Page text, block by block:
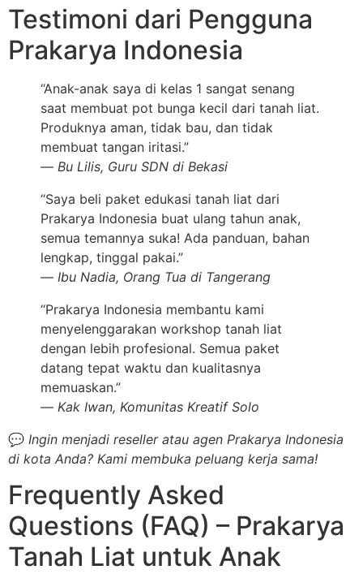
Testimoni dari Pengguna
Prakarya Indonesia
“Anak-anak saya di kelas 1 sangat senang
saat membuat pot bunga kecil dari tanah liat.
Produknya aman, tidak bau, dan tidak
membuat tangan iritasi.”
— Bu Lilis, Guru SDN di Bekasi
“Saya beli paket edukasi tanah liat dari
Prakarya Indonesia buat ulang tahun anak,
semua temannya suka! Ada panduan, bahan
lengkap, tinggal pakai.”
— Ibu Nadia, Orang Tua di Tangerang
“Prakarya Indonesia membantu kami
menyelenggarakan workshop tanah liat
dengan lebih profesional. Semua paket
datang tepat waktu dan kualitasnya
memuaskan.”
— Kak Iwan, Komunitas Kreatif Solo
💬 Ingin menjadi reseller atau agen Prakarya Indonesia
di kota Anda? Kami membuka peluang kerja sama!
Frequently Asked
Questions (FAQ) – Prakarya
Tanah Liat untuk Anak